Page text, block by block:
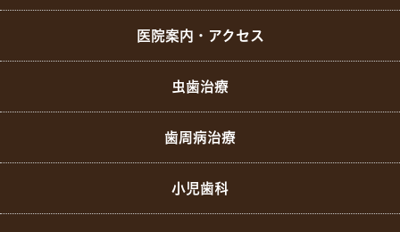
医院案内・アクセス
虫歯治療
歯周病治療
小児歯科